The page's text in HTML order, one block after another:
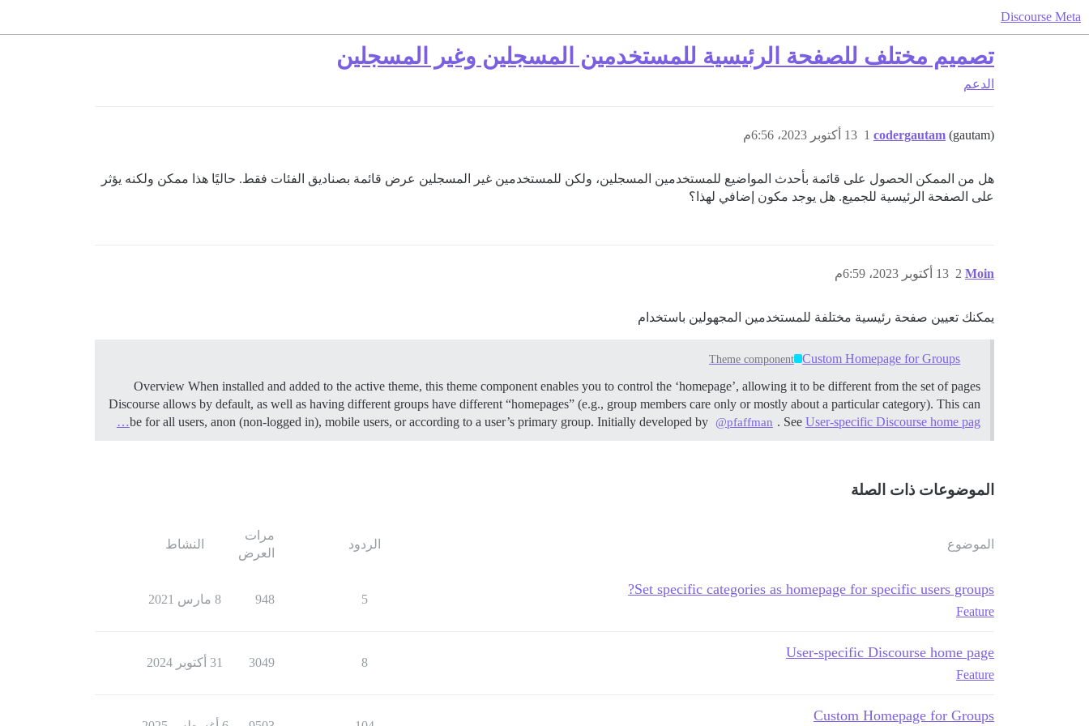
Discourse Meta
تصميم مختلف للصفحة الرئيسية للمستخدمين المسجلين وغير المسجلين
الدعم
codergautam (gautam) 13 أكتوبر 2023، 6:56م 1
هل من الممكن الحصول على قائمة بأحدث المواضيع للمستخدمين المسجلين، ولكن للمستخدمين غير المسجلين عرض قائمة بصناديق الفئات فقط. حاليًا هذا ممكن ولكنه يؤثر
على الصفحة الرئيسية للجميع. هل يوجد مكون إضافي لهذا؟
Moin 13 أكتوبر 2023، 6:59م 2
يمكنك تعيين صفحة رئيسية مختلفة للمستخدمين المجهولين باستخدام
Custom Homepage for Groups
Theme component
Overview When installed and added to the active theme, this theme component enables you to control the ‘homepage’, allowing it to be different from the set of pages
Discourse allows by default, as well as having different groups have different “homepages” (e.g., group members care only or mostly about a particular category). This can
be for all users, anon (non-logged in), mobile users, or according to a user’s primary group. Initially developed by @pfaffman . See User-specific Discourse home pag…
الموضوعات ذات الصلة
الموضوع الردود
مرات
العرض
النشاط
Set specific categories as homepage for specific users groups?
Feature
5
948 8 مارس 2021
User-specific Discourse home page
Feature
8
3049 31 أكتوبر 2024
Custom Homepage for Groups